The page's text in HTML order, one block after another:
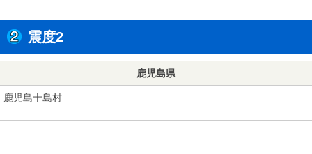
震度2
鹿児島県
鹿児島十島村